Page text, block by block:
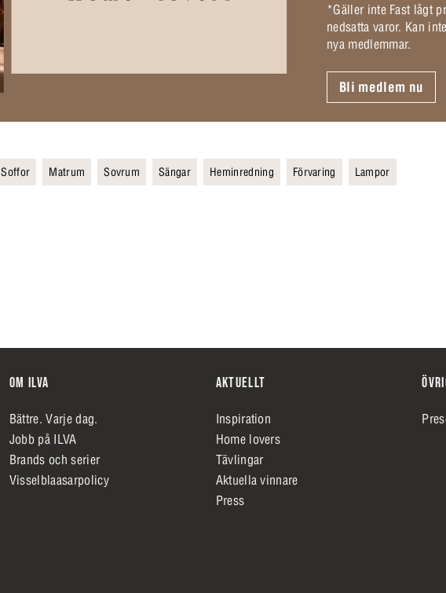
*Gäller inte Fast lågt
nedsatta varor. Kan
nya medlemmar.
Bli medlem nu
Soffor Matrum Sovrum Sängar Heminredning Förvaring Lampor
OM ILVA
Bättre. Varje dag.
Jobb på ILVA
Brands och serier
Visselblaasarpolicy
AKTUELLT
Inspiration
Home lovers
Tävlingar
Aktuella vinnare
Press